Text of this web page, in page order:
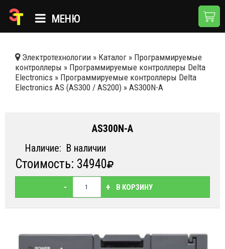
МЕНЮ
КАТАЛОГ
О КОМПАНИИ
ДОСТАВКА И ОПЛАТА
КОНТАКТЫ
Электротехнологии » Каталог » Программируемые
контроллеры » Программируемые контроллеры Delta
Electronics » Программируемые контроллеры Delta
Electronics AS (AS300 / AS200) » AS300N-A
AS300N-A
Наличие: В наличии
Стоимость: 34940
- + В КОРЗИНУ